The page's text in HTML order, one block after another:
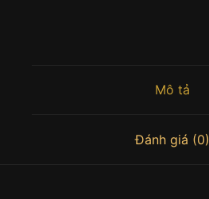
Mô tả
Đánh giá (0)